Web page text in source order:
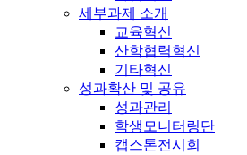
세부과제 소개
교육혁신
산학협력혁신
기타혁신
성과확산 및 공유
성과관리
학생모니터링단
캡스톤전시회